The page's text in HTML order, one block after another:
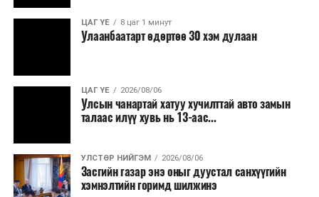
нөхөн томилгоо хийхгүй байх, аялал, амралт, зугаалга,
хамт олны урлаг, спортын арга хэмжээг зохион
байгуулахгүй байх, төрийн албанд шинэ орон тоо бий
сургалтыг цахим хэлбэрт шилжүүлэх, төрийн албан
хаагчдыг зарим өдрүүдэд цахимаар ажиллуулах арга
хэмжээг үргэлжлүүлэхийг үүрэг болголоо.
Төсвийн сахилга бат сайжирч, эдийн засгийн нөхцөл
байдал хэвийн болсон тохиолдолд эдгээр
хязгаарлалтыг үе шаттайгаар сулруулах юм.
ЦАГ ҮЕ 8 цаг 1 минут
Улаанбаатарт өдөртөө 30 хэм дулаан
ЦАГ ҮЕ 2026/08/06
Улсын чанартай хатуу хучилттай авто замын
талаас илүү хувь нь 13-аас...
УЛСТӨР НИЙГЭМ 2026/08/06
Засгийн газар энэ оныг дуустал санхүүгийн
хэмнэлтийн горимд шилжинэ